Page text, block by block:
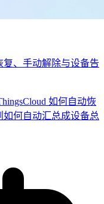
、手动解除与设备告
如何自动恢
何自动汇总成设备总